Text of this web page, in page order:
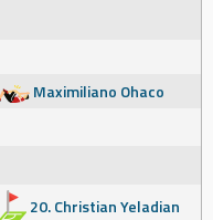
Maximiliano Ohaco
20. Christian Yeladian